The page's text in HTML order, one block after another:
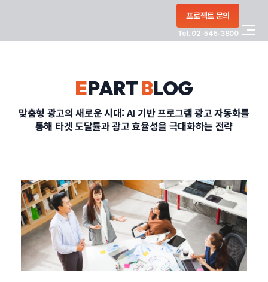
프로젝트 문의
Tel. 02-545-3800
PORTFOLIO
CONTACT
정부지원사업
EPARTBLOG
맞춤형 광고의 새로운 시대: AI 기반 프로그램 광고 자동화를
통해 타겟 도달률과 광고 효율성을 극대화하는 전략